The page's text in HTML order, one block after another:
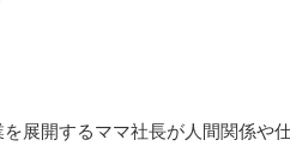
展開するママ社長が人間関係や